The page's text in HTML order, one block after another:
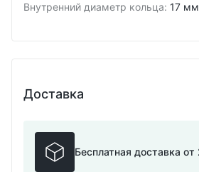
Внутренний диаметр кольца: 17
Доставка
Бесплатная доставка от